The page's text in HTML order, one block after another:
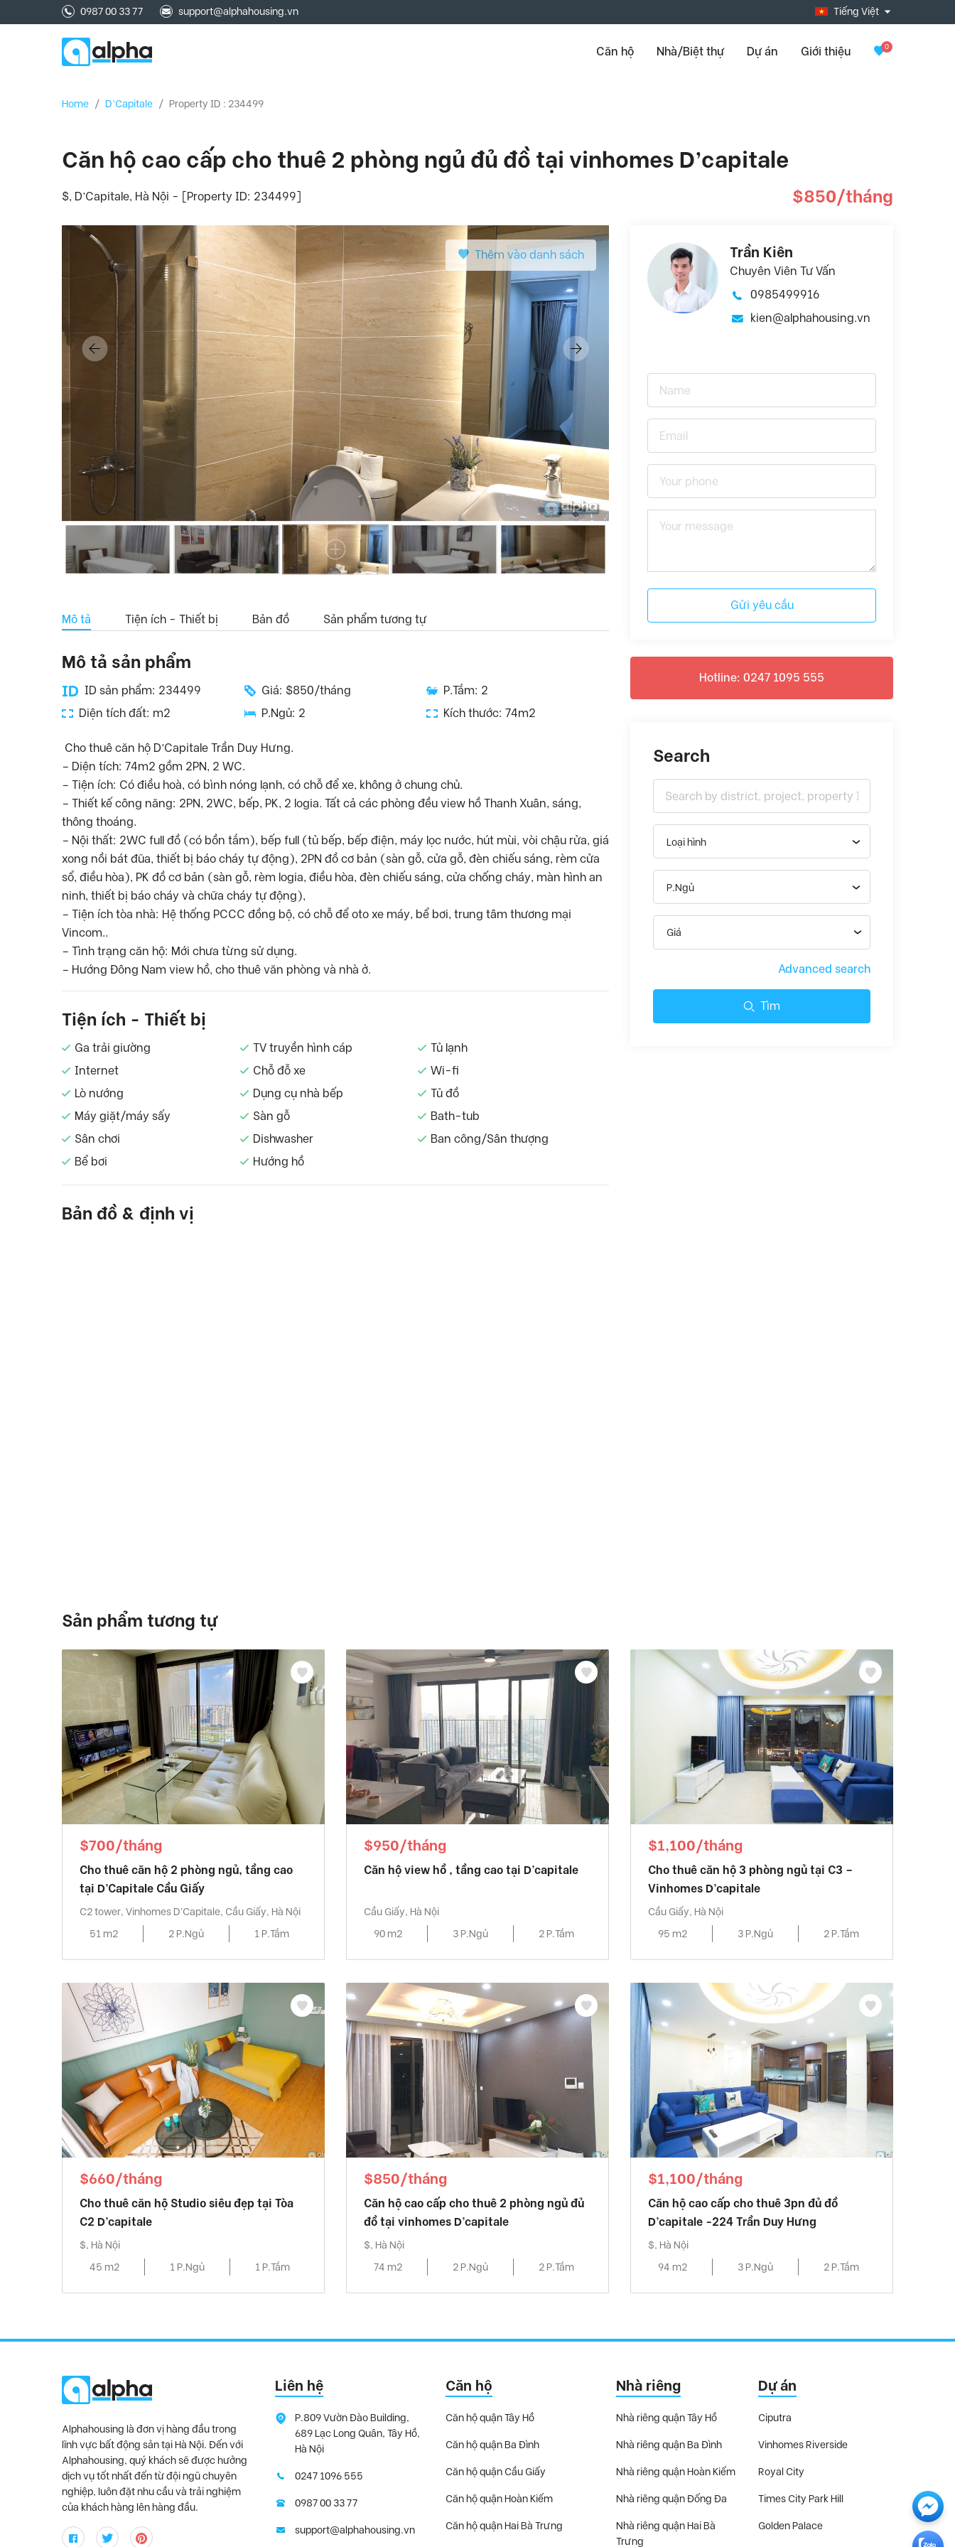
0987 00 33 77 support@alphahousing.vn Tiếng Việt
Căn hộ Nhà/Biệt thự Dự án Giới thiệu 0
Home / D’Capitale / Property ID : 234499
Căn hộ cao cấp cho thuê 2 phòng ngủ đủ đồ tại vinhomes D’capitale
$, D’Capitale, Hà Nội - [Property ID: 234499] $850/tháng
Thêm vào danh sách
Mô tả Tiện ích - Thiết bị Bản đồ Sản phẩm tương tự
Mô tả sản phẩm
ID sản phẩm: 234499 Giá: $850/tháng
P.Tắm: 2
Diện tích đất: m2
P.Ngủ: 2 Kích thước: 74m2
Cho thuê căn hộ D’Capitale Trần Duy Hưng.
– Diện tích: 74m2 gồm 2PN, 2 WC.
– Tiện ích: Có điều hoà, có bình nóng lạnh, có chỗ để xe, không ở chung chủ.
– Thiết kế công năng: 2PN, 2WC, bếp, PK, 2 logia. Tất cả các phòng đều view hồ Thanh Xuân, sáng,
thông thoáng.
– Nội thất: 2WC full đồ (có bồn tắm), bếp full (tủ bếp, bếp điện, máy lọc nước, hút mùi, vòi chậu rửa, giá
xong nồi bát đũa, thiết bị báo cháy tự động), 2PN đồ cơ bản (sàn gỗ, cửa gỗ, đèn chiếu sáng, rèm cửa
sổ, điều hòa), PK đồ cơ bản (sàn gỗ, rèm logia, điều hòa, đèn chiếu sáng, cửa chống cháy, màn hình an
ninh, thiết bị báo cháy và chữa cháy tự động),
– Tiện ích tòa nhà: Hệ thống PCCC đồng bộ, có chỗ để oto xe máy, bể bơi, trung tâm thương mại
Vincom..
– Tình trạng căn hộ: Mới chưa từng sử dụng.
– Hướng Đông Nam view hồ, cho thuê văn phòng và nhà ở.
Tiện ích - Thiết bị
Ga trải giường TV truyền hình cáp
Tủ lạnh
Internet
Chỗ đỗ xe
Wi-fi
Lò nướng
Dụng cụ nhà bếp
Tủ đồ
Máy giặt/máy sấy
Sàn gỗ
Bath-tub
Sân chơi
Dishwasher
Ban công/Sân thượng
Bể bơi
Hướng hồ
Bản đồ & định vị
Trần Kiên
Chuyên Viên Tư Vấn
0985499916
kien@alphahousing.vn
Gửi yêu cầu
Hotline: 0247 1095 555
Search
Loại hình
P.Ngủ
Giá
Advanced search
Tìm
Sản phẩm tương tự
$700/tháng
Cho thuê căn hộ 2 phòng ngủ, tầng cao
tại D’Capitale Cầu Giấy
C2 tower, Vinhomes D'Capitale, Cầu Giấy, Hà Nội
51 m2
2 P.Ngủ 1 P.Tắm
$950/tháng
Căn hộ view hồ , tầng cao tại D’capitale
Cầu Giấy, Hà Nội
90 m2
3 P.Ngủ 2 P.Tắm
$1,100/tháng
Cho thuê căn hộ 3 phòng ngủ tại C3 –
Vinhomes D’capitale
Cầu Giấy, Hà Nội
95 m2
3 P.Ngủ 2 P.Tắm
$660/tháng
Cho thuê căn hộ Studio siêu đẹp tại Tòa
C2 D’capitale
$, Hà Nội
45 m2
1 P.Ngủ 1 P.Tắm
$850/tháng
Căn hộ cao cấp cho thuê 2 phòng ngủ đủ
đồ tại vinhomes D’capitale
$, Hà Nội
74 m2
2 P.Ngủ 2 P.Tắm
$1,100/tháng
Căn hộ cao cấp cho thuê 3pn đủ đồ
D’capitale -224 Trần Duy Hưng
$, Hà Nội
94 m2
3 P.Ngủ 2 P.Tắm
Alphahousing là đơn vị hàng đầu trong
lĩnh vực bất động sản tại Hà Nội. Đến với
Alphahousing, quý khách sẽ được hưởng
dịch vụ tốt nhất đến từ đội ngũ chuyên
nghiệp, luôn đặt nhu cầu và trải nghiệm
của khách hàng lên hàng đầu.
Liên hệ
P.809 Vườn Đào Building,
689 Lạc Long Quân, Tây Hồ,
Hà Nội
0247 1096 555
0987 00 33 77
support@alphahousing.vn
Căn hộ
Căn hộ quận Tây Hồ
Căn hộ quận Ba Đình
Căn hộ quận Cầu Giấy
Căn hộ quận Hoàn Kiếm
Căn hộ quận Hai Bà Trưng
Nhà riêng
Nhà riêng quận Tây Hồ
Nhà riêng quận Ba Đình
Nhà riêng quận Hoàn Kiếm
Nhà riêng quận Đống Đa
Nhà riêng quận Hai Bà
Trưng
Dự án
Ciputra
Vinhomes Riverside
Royal City
Times City Park Hill
Golden Palace